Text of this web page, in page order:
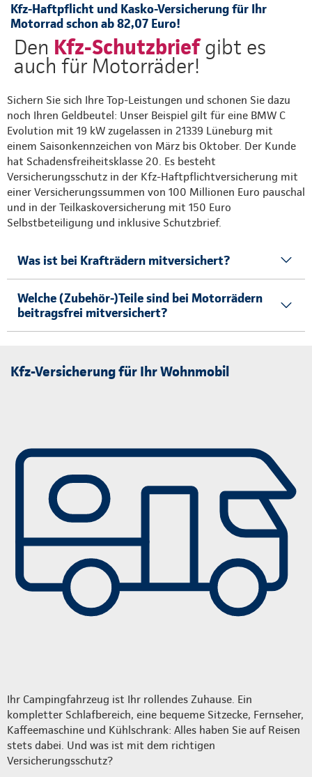
Kfz-Haftpflicht und Kasko-Versicherung für Ihr
Motorrad schon ab 82,07 Euro!
Den Kfz-Schutzbriefgibt es
auch für Motorräder!
Sichern Sie sich Ihre Top-Leistungen und schonen Sie dazu
noch Ihren Geldbeutel: Unser Beispiel gilt für eine BMW C
Evolution mit 19 kW zugelassen in 21339 Lüneburg mit
einem Saisonkennzeichen von März bis Oktober. Der Kunde
hat Schadensfreiheitsklasse 20. Es besteht
Versicherungsschutz in der Kfz-Haftpflichtversicherung mit
einer Versicherungssummen von 100 Millionen Euro pauschal
und in der Teilkaskoversicherung mit 150 Euro
Selbstbeteiligung und inklusive Schutzbrief.
Was ist bei Krafträdern mitversichert?
Welche (Zubehör-)Teile sind bei Motorrädern
beitragsfrei mitversichert?
Kfz-Versicherung für Ihr Wohnmobil
Ihr Campingfahrzeug ist Ihr rollendes Zuhause. Ein
kompletter Schlafbereich, eine bequeme Sitzecke, Fernseher,
Kaffeemaschine und Kühlschrank: Alles haben Sie auf Reisen
stets dabei. Und was ist mit dem richtigen
Versicherungsschutz?